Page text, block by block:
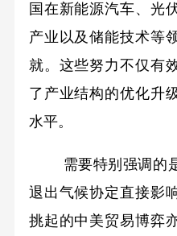
国在新能源汽车、光
产业以及储能技术等
就。这些努力不仅有
了产业结构的优化升
水平。
需要特别强调的
退出气候协定直接影
挑起的中美贸易博弈